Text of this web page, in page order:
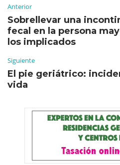
Anterior
Sobrellevar una
fecal en la persona
los implicados
Siguiente
El pie geriátrico:
vida